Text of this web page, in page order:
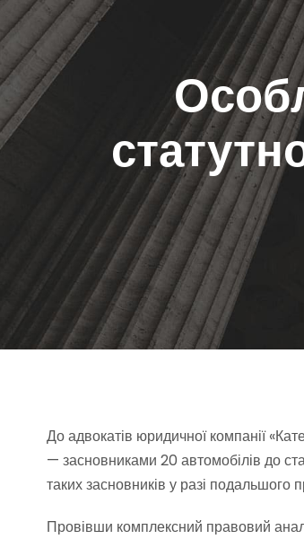
До адвокатів юридичної компанії
— засновниками 20 автомобілів до
таких засновників у разі
Провівши комплексний правовий